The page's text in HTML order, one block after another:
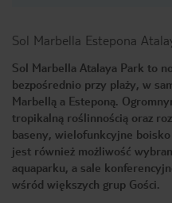
Sol Marbella Estepona
Sol Marbella Atalaya Park to
bezpośrednio przy plaży, w
Marbellą a Esteponą.
tropikalną roślinnością oraz
baseny, wielofunkcyjne
jest również możliwość
aquaparku, a sale
wśród większych grup Gości.